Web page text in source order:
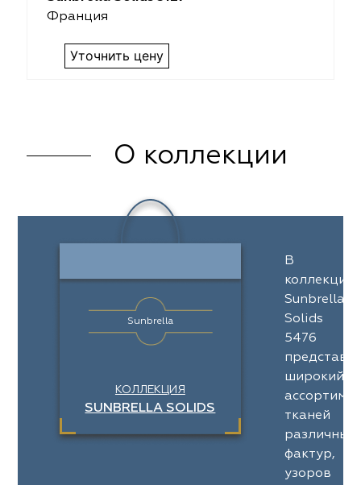
Франция
Уточнить цену
О коллекции
Sunbrella
КОЛЛЕКЦИЯ
SUNBRELLA SOLIDS
В
коллекции
Sunbrella
Solids
5476
широкий
тканей
различных
фактур,
узоров